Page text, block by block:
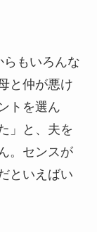
もいろんな
と仲が悪け
トを選ん
」と、夫を
。センスが
といえばい